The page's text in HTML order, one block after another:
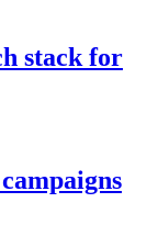
stack for